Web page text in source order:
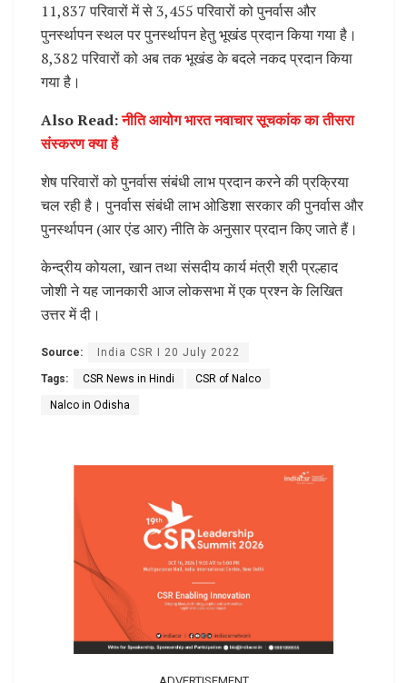
11,837 परिवारों में से 3,455 परिवारों को पुनर्वास और
पुनर्स्थापन स्थल पर पुनर्स्थापन हेतु भूखंड प्रदान किया गया है।
8,382 परिवारों को अब तक भूखंड के बदले नकद प्रदान किया
गया है।
Also Read:नीति आयोग भारत नवाचार सूचकांक का तीसरा
संस्करण क्या है
शेष परिवारों को पुनर्वास संबंधी लाभ प्रदान करने की प्रक्रिया
चल रही है। पुनर्वास संबंधी लाभ ओडिशा सरकार की पुनर्वास और
पुनर्स्थापन (आर एंड आर) नीति के अनुसार प्रदान किए जाते हैं।
केन्द्रीय कोयला, खान तथा संसदीय कार्य मंत्री श्री प्रल्हाद
जोशी ने यह जानकारी आज लोकसभा में एक प्रश्न के लिखित
उत्तर में दी।
Source: India CSR I 20 July 2022
Tags: CSR News in Hindi CSR of Nalco
Nalco in Odisha